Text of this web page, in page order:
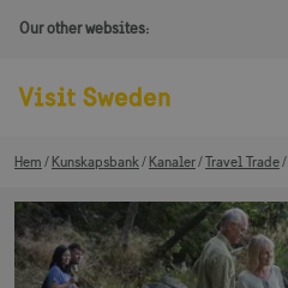
Our other websites:
Hem Kunskapsbank Kanaler Travel Trade